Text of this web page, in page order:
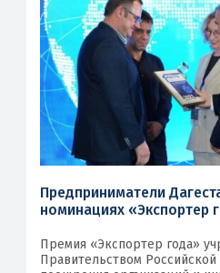
Предприниматели
номинациях «Экспортер
Премия «Экспортер года»
Правительством